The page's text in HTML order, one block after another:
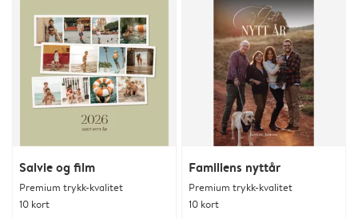
Salvie og film
Premium trykk-kvalitet
10 kort
Familiens nyttår
Premium trykk-kvalitet
10 kort